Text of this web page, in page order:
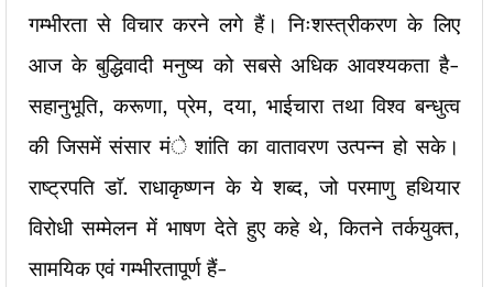
गम्भीरता से विचार करने लगे हैं। निःशस्त्रीकरण के लिए
आज के बुद्धिवादी मनुष्य को सबसे अधिक आवश्यकता है-
सहानुभूति, करूणा, प्रेम, दया, भाईचारा तथा विश्व बन्धुत्व
की जिसमें संसार मंे शांति का वातावरण उत्पन्न हो सके।
राष्ट्रपति डाॅ. राधाकृष्णन के ये शब्द, जो परमाणु हथियार
विरोधी सम्मेलन में भाषण देते हुए कहे थे, कितने तर्कयुक्त,
सामयिक एवं गम्भीरतापूर्ण हैं-